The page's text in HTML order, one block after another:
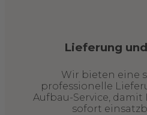
Lieferung
Wir bieten eine
professionelle
Aufbau-Service, damit
sofort